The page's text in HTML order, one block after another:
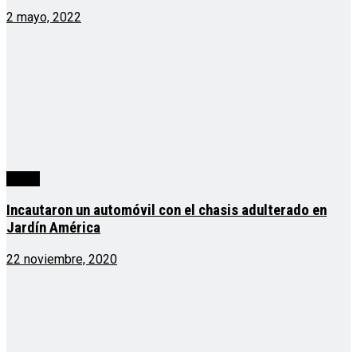
2 mayo, 2022
Incautaron un automóvil con el chasis adulterado en
Jardín América
22 noviembre, 2020